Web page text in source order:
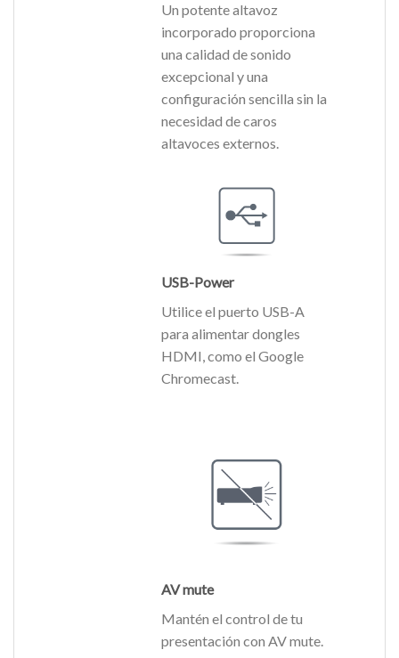
Un potente altavoz
incorporado proporciona
una calidad de sonido
excepcional y una
configuración sencilla sin la
necesidad de caros
altavoces externos.
USB-Power
Utilice el puerto USB-A
para alimentar dongles
HDMI, como el Google
Chromecast.
AV mute
Mantén el control de tu
presentación con AV mute.